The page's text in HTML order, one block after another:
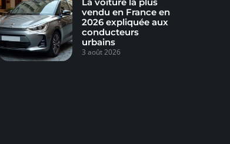
vendu en France en
2026 expliquée aux
conducteurs
urbains
3 août 2026